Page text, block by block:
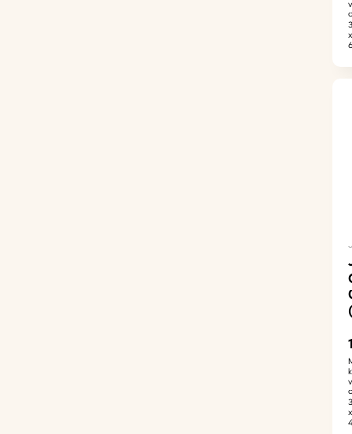
3
x
3
x